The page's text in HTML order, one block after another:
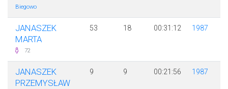
Biegowo
JANASZEK
MARTA
72
53 18 00:31:12 1987
JANASZEK
PRZEMYSŁAW
9 9 00:21:56 1987